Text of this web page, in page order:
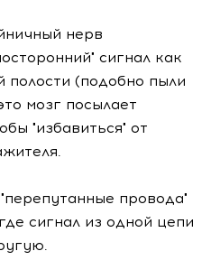
нерв
сигнал как
полости (подобно пыли
мозг посылает
"избавиться" от
провода"
сигнал из одной цепи